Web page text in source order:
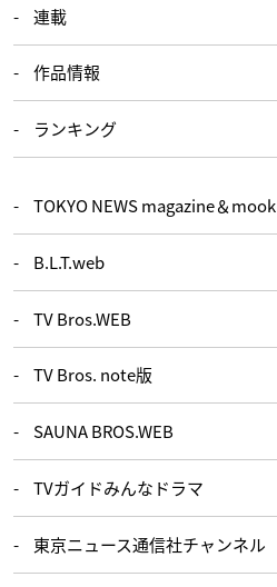
連載
作品情報
ランキング
TOKYO NEWS magazine＆mook
B.L.T.web
TV Bros.WEB
TV Bros. note版
SAUNA BROS.WEB
TVガイドみんなドラマ
東京ニュース通信社チャンネル